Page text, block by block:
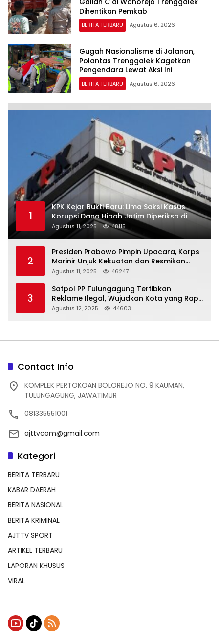
Dihentikan Pemkab
BERITA TERBARU Agustus 6, 2026
Gugah Nasionalisme di Jalanan,
Polantas Trenggalek Kagetkan
Pengendara Lewat Aksi Ini
BERITA TERBARU Agustus 6, 2026
1
KPK Kejar Bukti Baru: Lima Saksi Kasus
Korupsi Dana Hibah Jatim Diperiksa di
Trenggalek
Agustus 11, 2025 48115
2
Presiden Prabowo Pimpin Upacara, Korps
Marinir Unjuk Kekuatan dan Resmikan
Struktur Baru
Agustus 11, 2025 46247
3
Satpol PP Tulungagung Tertibkan
Reklame Ilegal, Wujudkan Kota yang Rapi
dan Indah
Agustus 12, 2025 44603
Contact Info
KOMPLEK PERTOKOAN BOLOREJO NO. 9 KAUMAN,
TULUNGAGUNG, JAWATIMUR
081335551001
ajttvcom@gmail.com
Kategori
BERITA TERBARU
KABAR DAERAH
BERITA NASIONAL
BERITA KRIMINAL
AJTTV SPORT
ARTIKEL TERBARU
LAPORAN KHUSUS
VIRAL